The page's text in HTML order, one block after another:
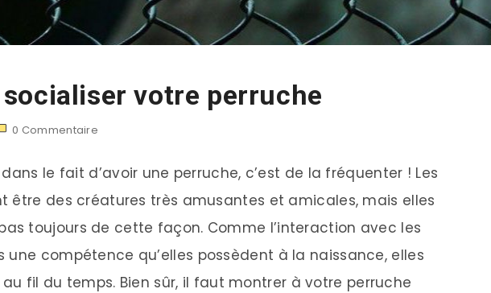
votre perruche
0 Commentaire
le fait d’avoir une perruche, c’est de la fréquenter ! Les
être des créatures très amusantes et amicales, mais elles
toujours de cette façon. Comme l’interaction avec les
une compétence qu’elles possèdent à la naissance, elles
fil du temps. Bien sûr, il faut montrer à votre perruche